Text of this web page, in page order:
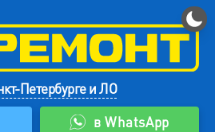
Петербурге и ЛО
в WhatsApp